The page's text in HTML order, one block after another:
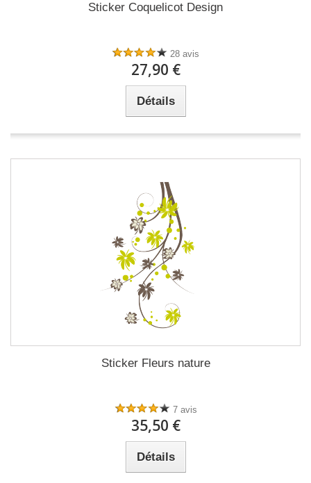
Sticker Coquelicot Design
28 avis
27,90 €
Détails
Sticker Fleurs nature
7 avis
35,50 €
Détails